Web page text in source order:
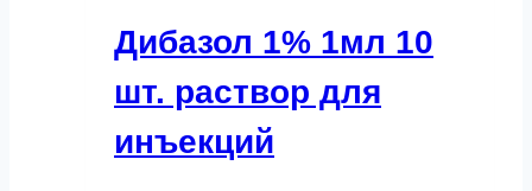
Дибазол 1% 1мл 10
шт. раствор для
инъекций